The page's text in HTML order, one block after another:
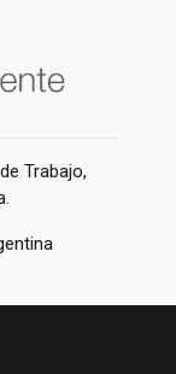
Trabajo,